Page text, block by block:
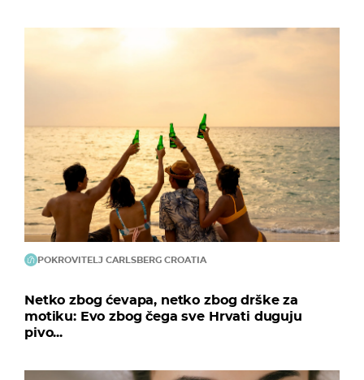
POKROVITELJ CARLSBERG CROATIA
Netko zbog ćevapa, netko zbog drške za
motiku: Evo zbog čega sve Hrvati duguju
pivo...